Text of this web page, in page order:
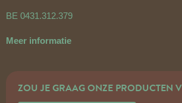
BE 0431.312.379
Meer informatie
ZOU JE GRAAG ONZE PRODUCTEN